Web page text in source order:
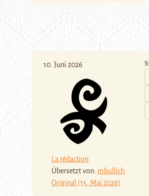
10. Juni 2026
La rédaction
Übersetzt von: mbullich
Original (15. Mai 2026)